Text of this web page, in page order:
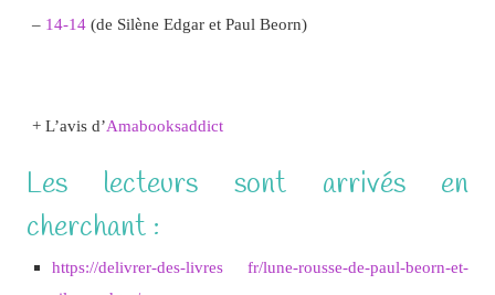
– 14-14(de Silène Edgar et Paul Beorn)
+ L’avis d’Amabooksaddict
Les lecteurs sont arrivés en
cherchant :
https://delivrer-des-livres fr/lune-rousse-de-paul-beorn-et-